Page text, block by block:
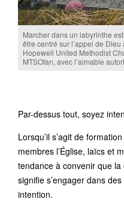
Marcher dans un labyrinthe
être centré sur l’appel de
Hopewell United Methodist
MTSOfan, avec l’aimable
Par-dessus tout, soyez
Lorsqu’il s’agit de
membres l’Église, laïcs et
tendance à convenir que
signifie s’engager dans
intention.